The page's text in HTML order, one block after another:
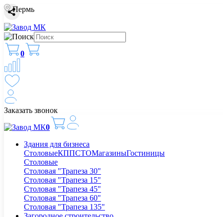
Пермь
0
Заказать звонок
0
Здания для бизнеса
СтоловыеКППСТОМагазиныГостиницы
Столовые
Столовая "Трапеза 30"
Столовая "Трапеза 15"
Столовая "Трапеза 45"
Столовая "Трапеза 60"
Столовая "Трапеза 135"